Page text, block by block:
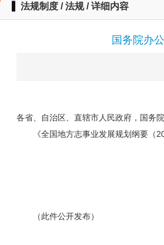
法规制度 / 法规 / 详细内容
国务院办
各省、自治区、直辖市人民政府，国务
《全国地方志事业发展规划纲要
（此件公开发布）